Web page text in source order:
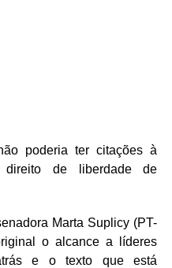
poderia ter citações à
de liberdade de
Marta Suplicy (PT-
o alcance a líderes
e o texto que está